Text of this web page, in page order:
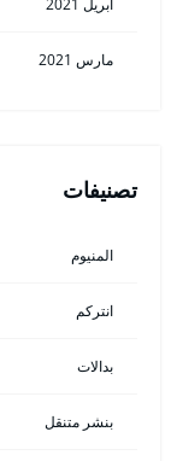
أبريل 2021
مارس 2021
تصنيفات
المنيوم
انتركم
بدالات
بنشر متنقل